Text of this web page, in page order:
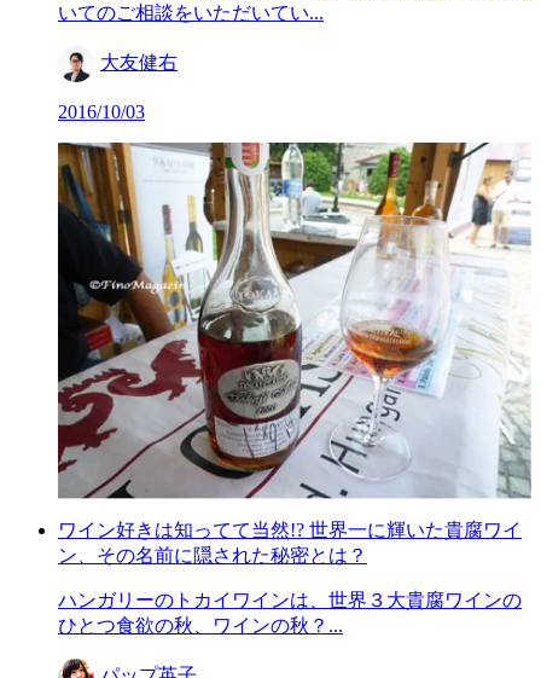
いてのご相談をいただいてい...
大友健右
2016/10/03
ワイン好きは知ってて当然!? 世界一に輝いた貴腐ワイ
ン、その名前に隠された秘密とは？
ハンガリーのトカイワインは、世界３大貴腐ワインの
ひとつ食欲の秋、ワインの秋？...